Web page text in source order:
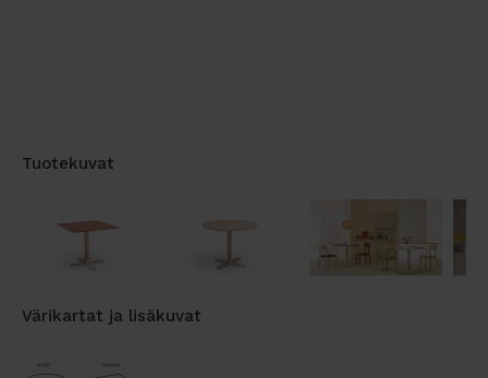
Tuotekuvat
Värikartat ja lisäkuvat